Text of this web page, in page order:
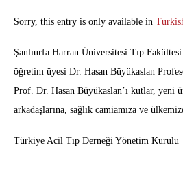
Sorry, this entry is only available in
Şanlıurfa Harran Üniversitesi Tıp
öğretim üyesi Dr. Hasan Büyükaslan
Prof. Dr. Hasan Büyükaslan’ı kutlar, yeni
arkadaşlarına, sağlık camiamıza ve
Türkiye Acil Tıp Derneği Yönetim Kurulu